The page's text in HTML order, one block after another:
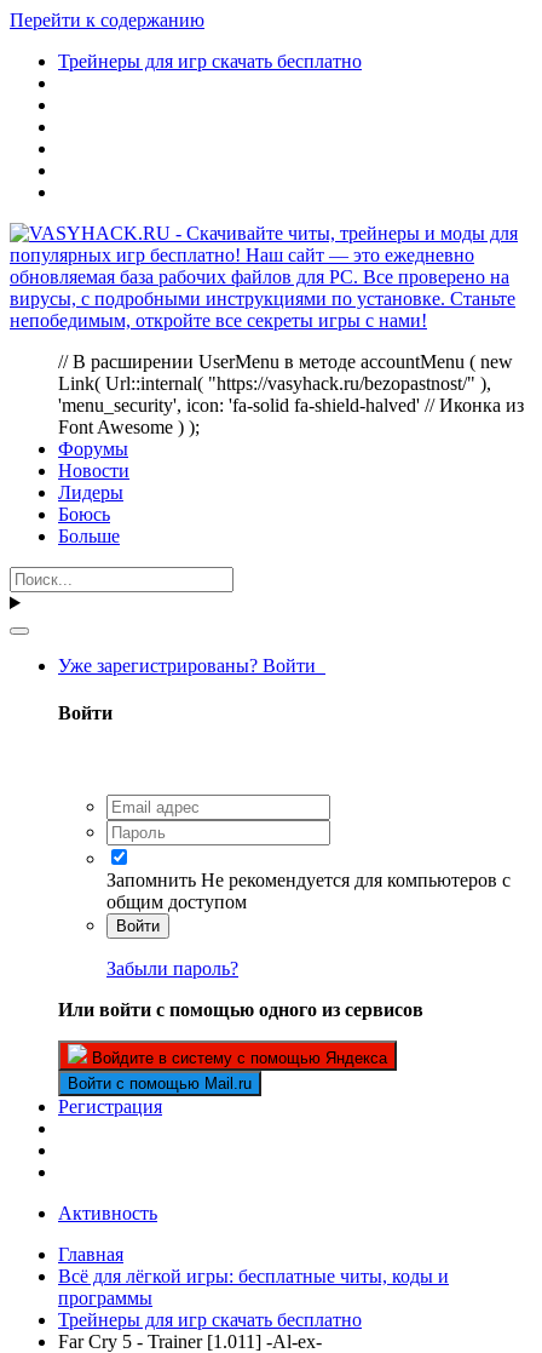
Перейти к содержанию
Трейнеры для игр скачать бесплатно
// В расширении UserMenu в методе accountMenu ( new
Link( Url::internal( "https://vasyhack.ru/bezopastnost/" ),
'menu_security', icon: 'fa-solid fa-shield-halved' // Иконка из
Font Awesome ) );
Форумы
Новости
Лидеры
Боюсь
Больше
Уже зарегистрированы? Войти
Войти
Запомнить Не рекомендуется для компьютеров с
общим доступом
Войти
Забыли пароль?
Или войти с помощью одного из сервисов
Войдите в систему с помощью Яндекса
Войти с помощью Mail.ru
Регистрация
Активность
Главная
Всё для лёгкой игры: бесплатные читы, коды и
программы
Трейнеры для игр скачать бесплатно
Far Cry 5 - Trainer [1.011] -Al-ex-